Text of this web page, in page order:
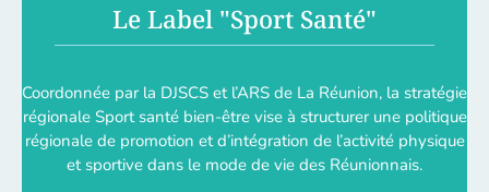
Le Label "Sport Santé"
Coordonnée par la DJSCS et l’ARS de La Réunion, la stratégie
régionale Sport santé bien-être vise à structurer une politique
régionale de promotion et d’intégration de l’activité physique
et sportive dans le mode de vie des Réunionnais.